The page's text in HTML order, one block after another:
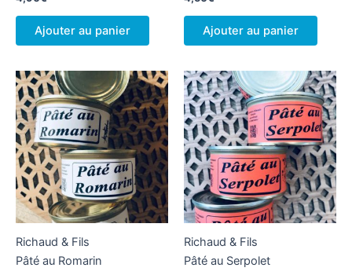
Ajouter au panier Ajouter au panier
Richaud & Fils
Pâté au Romarin
Richaud & Fils
Pâté au Serpolet